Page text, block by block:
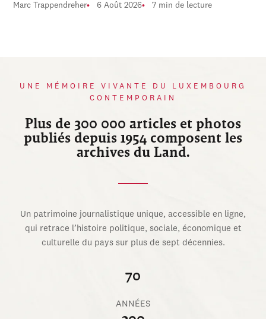
Marc Trappendreher 6 Août 2026 7 min de lecture
UNE MÉMOIRE VIVANTE DU LUXEMBOURG
CONTEMPORAIN
Plus de 300 000 articles et photos
publiés depuis 1954 composent les
archives du Land.
Un patrimoine journalistique unique, accessible en ligne,
qui retrace l’histoire politique, sociale, économique et
culturelle du pays sur plus de sept décennies.
70
ANNÉES